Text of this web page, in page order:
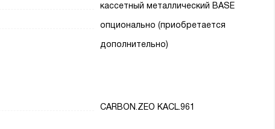
кассетный металлический BASE
опционально (приобретается
дополнительно)
CARBON.ZEO KACL.961